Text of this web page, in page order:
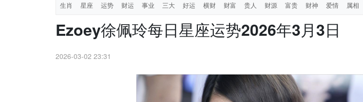
生肖 星座 运势 财运 事业 三大 好运 横财 财富 贵人 财源 富贵 财神 爱情 属相
Ezoey徐佩玲每日星座运势2026年3月3日
2026-03-02 23:31